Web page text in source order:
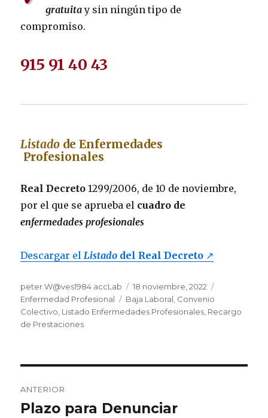
gratuitay sin ningún tipo de
compromiso.
915 91 40 43
Listado de Enfermedades
Profesionales
Real Decreto 1299/2006, de 10 de noviembre,
por el que se aprueba el cuadro de
enfermedades profesionales
Descargar elListado del Real Decreto ↗
Autor
peter.W@ves1984 accLab
Publicado
el
18 noviembre, 2022
Enfermedad Profesional
Etiquetas
Baja Laboral Convenio
Colectivo Listado Enfermedades Profesionales Recargo
de Prestaciones
de
ANTERIOR
Entrada
Plazo para Denunciar